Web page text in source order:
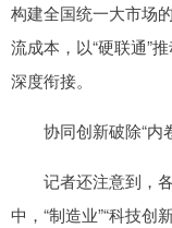
构建全国统一大市场
流成本，以“硬联通”
深度衔接。
协同创新破除“内
记者还注意到，各
中，“制造业”“科技创